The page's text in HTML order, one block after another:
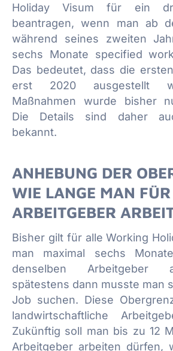
Holiday Visum für ein
beantragen, wenn man ab
während seines zweiten
sechs Monate specified
Das bedeutet, dass die
erst 2020 ausgestellt
Maßnahmen wurde bisher
Die Details sind daher
bekannt.
ANHEBUNG DER
WIE LANGE MAN
ARBEITGEBER
Bisher gilt für alle Working
man maximal sechs
denselben Arbeitgeber
spätestens dann musste man
Job suchen. Diese
landwirtschaftliche
Zukünftig soll man bis zu 12
Arbeitgeber arbeiten dürfen,